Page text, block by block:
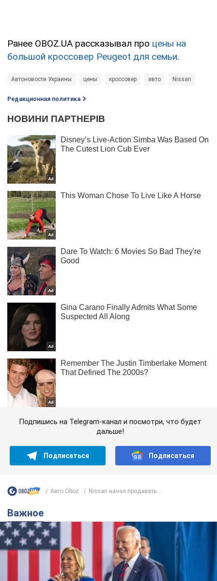
Ранее OBOZ.UA рассказывал про цены на
большой кроссовер Peugeot для семьи.
Автоновости Украины цены кроссовер авто Nissan
Редакционная политика
Подпишись на Telegram-канал и посмотри, что будет
дальше!
Подписаться Подписаться
Авто Oboz Nissan начал продавать...
Важное